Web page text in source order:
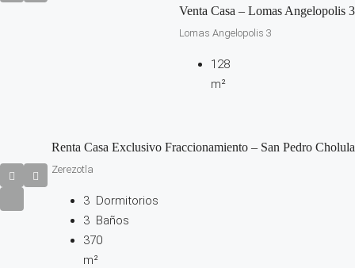
Venta Casa – Lomas Angelopolis 3
Lomas Angelopolis 3
128
m²
Renta Casa Exclusivo Fraccionamiento – San Pedro Cholula
Zerezotla
3 Dormitorios
3 Baños
370
m²